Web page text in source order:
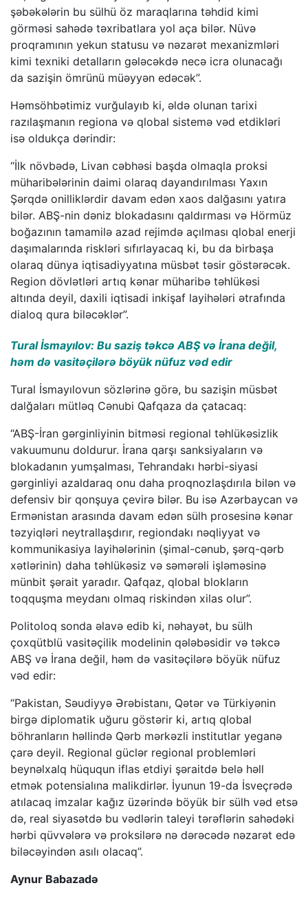
şəbəkələrin bu sülhü öz maraqlarına təhdid kimi
görməsi sahədə təxribatlara yol aça bilər. Nüvə
proqramının yekun statusu və nəzarət mexanizmləri
kimi texniki detalların gələcəkdə necə icra olunacağı
da sazişin ömrünü müəyyən edəcək”.
Həmsöhbətimiz vurğulayıb ki, əldə olunan tarixi
razılaşmanın regiona və qlobal sistemə vəd etdikləri
isə oldukça dərindir:
“İlk növbədə, Livan cəbhəsi başda olmaqla proksi
müharibələrinin daimi olaraq dayandırılması Yaxın
Şərqdə onilliklərdir davam edən xaos dalğasını yatıra
bilər. ABŞ-nin dəniz blokadasını qaldırması və Hörmüz
boğazının tamamilə azad rejimdə açılması qlobal enerji
daşımalarında riskləri sıfırlayacaq ki, bu da birbaşa
olaraq dünya iqtisadiyyatına müsbət təsir göstərəcək.
Region dövlətləri artıq kənar müharibə təhlükəsi
altında deyil, daxili iqtisadi inkişaf layihələri ətrafında
dialoq qura biləcəklər”.
Tural İsmayılov: Bu saziş təkcə ABŞ və İrana değil,
həm də vasitəçilərə böyük nüfuz vəd edir
Tural İsmayılovun sözlərinə görə, bu sazişin müsbət
dalğaları mütləq Cənubi Qafqaza da çatacaq:
“ABŞ-İran gərginliyinin bitməsi regional təhlükəsizlik
vakuumunu doldurur. İrana qarşı sanksiyaların və
blokadanın yumşalması, Tehrandakı hərbi-siyasi
gərginliyi azaldaraq onu daha proqnozlaşdırıla bilən və
defensiv bir qonşuya çevirə bilər. Bu isə Azərbaycan və
Ermənistan arasında davam edən sülh prosesinə kənar
təzyiqləri neytrallaşdırır, regiondakı nəqliyyat və
kommunikasiya layihələrinin (şimal-cənub, şərq-qərb
xətlərinin) daha təhlükəsiz və səmərəli işləməsinə
münbit şərait yaradır. Qafqaz, qlobal blokların
toqquşma meydanı olmaq riskindən xilas olur”.
Politoloq sonda əlavə edib ki, nəhayət, bu sülh
çoxqütblü vasitəçilik modelinin qələbəsidir və təkcə
ABŞ və İrana değil, həm də vasitəçilərə böyük nüfuz
vəd edir:
“Pakistan, Səudiyyə Ərəbistanı, Qətər və Türkiyənin
birgə diplomatik uğuru göstərir ki, artıq qlobal
böhranların həllində Qərb mərkəzli institutlar yeganə
çarə deyil. Regional güclər regional problemləri
beynəlxalq hüququn iflas etdiyi şəraitdə belə həll
etmək potensialına malikdirlər. İyunun 19-da İsveçrədə
atılacaq imzalar kağız üzərində böyük bir sülh vəd etsə
də, real siyasətdə bu vədlərin taleyi tərəflərin sahədəki
hərbi qüvvələrə və proksilərə nə dərəcədə nəzarət edə
biləcəyindən asılı olacaq”.
Aynur Babazadə